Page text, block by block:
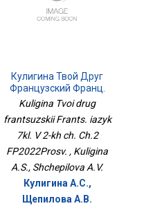
Кулигина Твой Друг
Французский Франц.
Язык 7кл. В 2-Х Ч. Ч.2
ФП2022Просв.
Kuligina Tvoi drug
frantsuzskii Frants. iazyk
7kl. V 2-kh ch. Ch.2
FP2022Prosv. , Kuligina
A.S., Shchepilova A.V.
Кулигина А.С.,
Щепилова А.В.